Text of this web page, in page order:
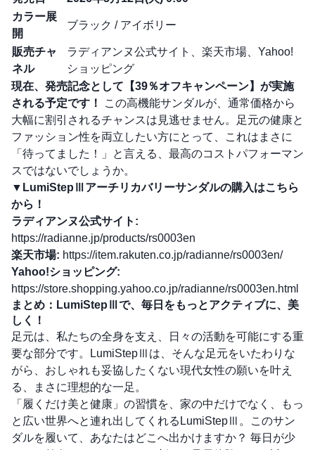
カラー展
開
ブラック / アイボリー
販売チャ
ネル
ラディアンヌ公式サイト、楽天市場、Yahoo!
ショッピング
現在、発売記念として【39％オフキャンペーン】が実施
される予定です！
この高機能サンダルが、通常価格から
大幅に割引されるチャンスは見逃せません。足元の健康と
ファッション性を両立したい方にとって、これはまさに
「待ってました！」と言える、最高のコストパフォーマン
スではないでしょうか。
▼LumiStepⅢアーチリカバリーサンダルの購入はこちら
から！
ラディアンヌ公式サイト:
https://radianne.jp/products/rs0003en
楽天市場: https://item.rakuten.co.jp/radianne/rs0003en/
Yahoo!ショッピング:
https://store.shopping.yahoo.co.jp/radianne/rs0003en.html
まとめ：LumiStepⅢで、毎日をもっとアクティブに、美
しく！
足元は、私たちの全身を支え、日々の活動を可能にする重
要な部分です。LumiStepⅢは、そんな足元をいたわりな
がら、おしゃれも妥協したくない現代女性の願いを叶え
る、まさに理想的な一足。
「履くだけ美と健康」の習慣を、家の中だけでなく、もっ
と広い世界へと連れ出してくれるLumiStepⅢ。このサン
ダルを履いて、あなたはどこへ出かけますか？ 毎日が少